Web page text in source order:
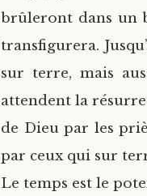
brûleront dans un
transfigurera.
sur terre, mais
attendent la
de Dieu par les
par ceux qui sur
Le temps est le